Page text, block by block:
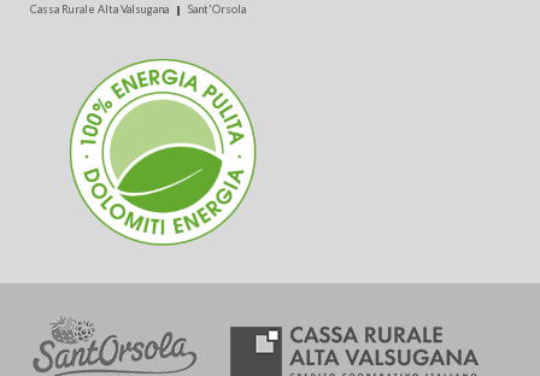
Cassa Rurale Alta Valsugana Sant'Orsola